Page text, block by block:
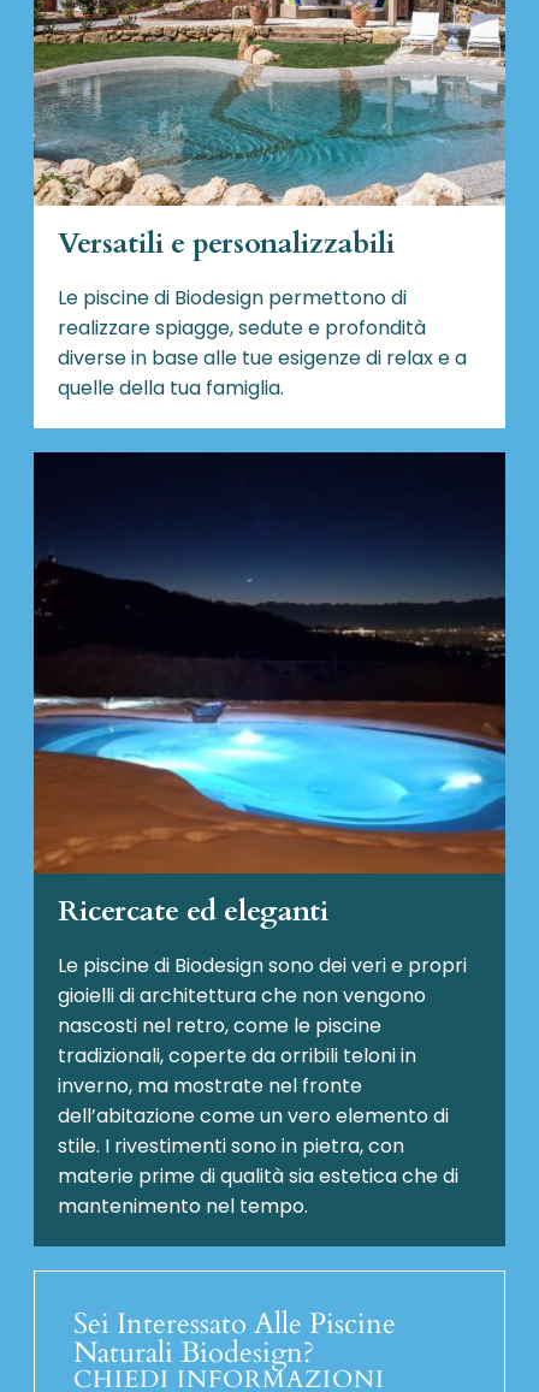
Versatili e personalizzabili
Le piscine di Biodesign permettono di
realizzare spiagge, sedute e profondità
diverse in base alle tue esigenze di relax e a
quelle della tua famiglia.
Ricercate ed eleganti
Le piscine di Biodesign sono dei veri e propri
gioielli di architettura che non vengono
nascosti nel retro, come le piscine
tradizionali, coperte da orribili teloni in
inverno, ma mostrate nel fronte
dell’abitazione come un vero elemento di
stile. I rivestimenti sono in pietra, con
materie prime di qualità sia estetica che di
mantenimento nel tempo.
Sei Interessato Alle Piscine
Naturali Biodesign?
CHIEDI INFORMAZIONI